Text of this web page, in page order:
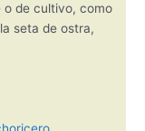
o de cultivo, como
seta de ostra,